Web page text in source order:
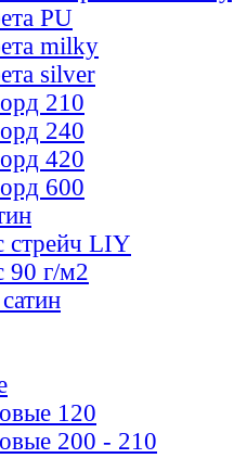
PU
milky
silver
210
240
420
600
стрейч LIY
90 г/м2
120
200 - 210